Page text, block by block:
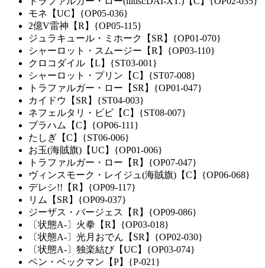
モネ【UC】{OP05-036}
2億V雷神【R】{OP05-115}
ジュラキュール・ミホーク【SR】{OP01-070}
シャーロット・スムージー【R】{OP03-110}
クロコダイル【L】{ST03-001}
シャーロット・プリン【C】{ST07-008}
トラファルガー・ロー【SR】{OP01-047}
カイドウ【SR】{ST04-003}
ネフェルタリ・ビビ【C】{ST08-007}
ブラハム【C】{OP06-111}
たしぎ【C】{ST06-006}
お玉(海賊旗)【UC】{OP01-006}
トラファルガー・ロー【R】{OP07-047}
ヴィンスモーク・レイジュ(海賊旗)【C】{OP06-068}
デレシ!!【R】{OP09-117}
リム【SR】{OP09-037}
ジーザス・バージェス【R】{OP09-086}
〔状態A-〕火拳【R】{OP03-018}
〔状態A-〕光月おでん【SR】{OP02-030}
〔状態A-〕独楽結び【UC】{OP03-074}
ベン・ベックマン【P】{P-021}